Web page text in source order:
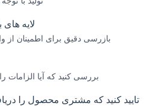
لایه
بازرسی دقیق برای اطمینان از
بررسی کنید که آیا الزامات
تایید کنید که مشتری محصول را